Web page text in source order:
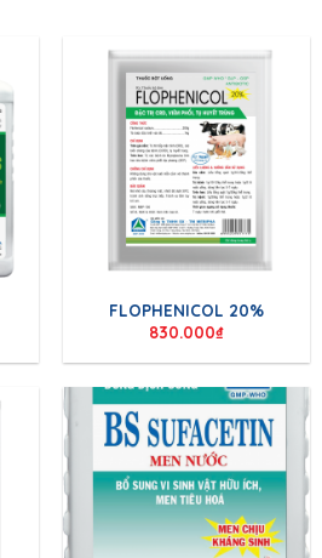
FLOPHENICOL 20%
830.000₫